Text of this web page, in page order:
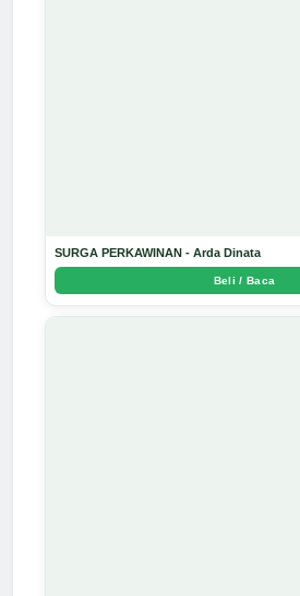
SURGA PERKAWINAN - Arda Dinata
Beli / Baca